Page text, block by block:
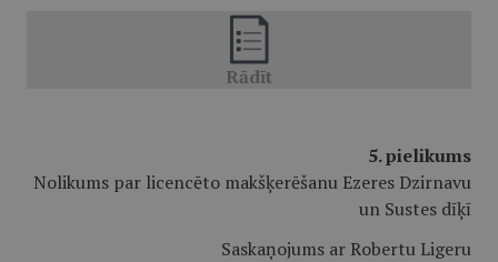
5. pielikums
Nolikums par licencēto makšķerēšanu Ezeres Dzirnavu
un Sustes dīķī
Saskaņojums ar Robertu Ligeru